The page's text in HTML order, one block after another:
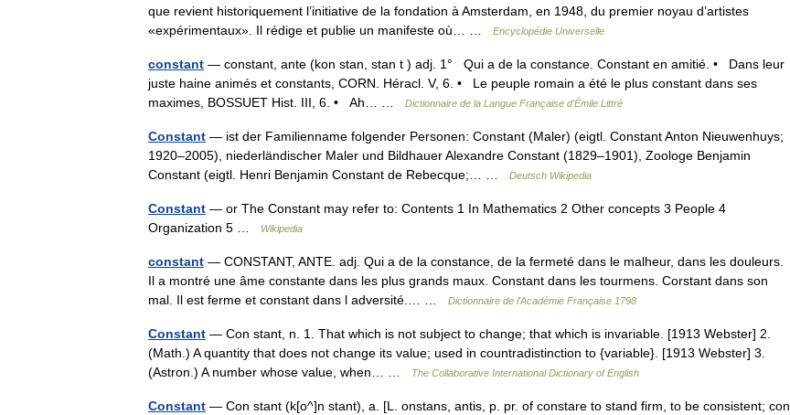
que revient historiquement l’initiative de la fondation à Amsterdam, en 1948, du premier noyau d’artistes
«expérimentaux». Il rédige et publie un manifeste où… …
Encyclopédie Universelle
constant — constant, ante (kon stan, stan t ) adj. 1° Qui a de la constance. Constant en amitié. • Dans leur
juste haine animés et constants, CORN. Héracl. V, 6. • Le peuple romain a été le plus constant dans ses
maximes, BOSSUET Hist. III, 6. • Ah… …
Dictionnaire de la Langue Française d'Émile Littré
Constant — ist der Familienname folgender Personen: Constant (Maler) (eigtl. Constant Anton Nieuwenhuys;
1920–2005), niederländischer Maler und Bildhauer Alexandre Constant (1829–1901), Zoologe Benjamin
Constant (eigtl. Henri Benjamin Constant de Rebecque;… …
Deutsch Wikipedia
Constant — or The Constant may refer to: Contents 1 In Mathematics 2 Other concepts 3 People 4
Organization 5 …
Wikipedia
constant — CONSTANT, ANTE. adj. Qui a de la constance, de la fermeté dans le malheur, dans les douleurs.
Il a montré une âme constante dans les plus grands maux. Constant dans les tourmens. Corstant dans son
mal. Il est ferme et constant dans l adversité.… …
Dictionnaire de l'Académie Française 1798
Constant — Con stant, n. 1. That which is not subject to change; that which is invariable. [1913 Webster] 2.
(Math.) A quantity that does not change its value; used in countradistinction to {variable}. [1913 Webster] 3.
(Astron.) A number whose value, when… …
The Collaborative International Dictionary of English
Constant — Con stant (k[o^]n stant), a. [L. onstans, antis, p. pr. of constare to stand firm, to be consistent; con